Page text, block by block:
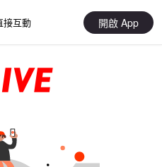
接互動 開啟 App